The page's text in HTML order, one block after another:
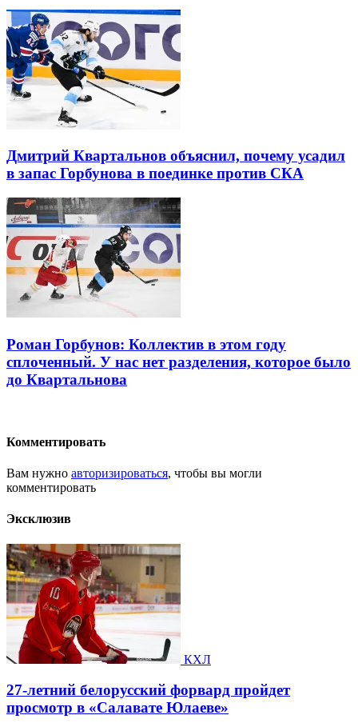
Дмитрий Квартальнов объяснил, почему усадил
в запас Горбунова в поединке против СКА
Роман Горбунов: Коллектив в этом году
сплоченный. У нас нет разделения, которое было
до Квартальнова
Комментировать
Вам нужно авторизироваться, чтобы вы могли
комментировать
Эксклюзив
КХЛ
27-летний белорусский форвард пройдет
просмотр в «Салавате Юлаеве»